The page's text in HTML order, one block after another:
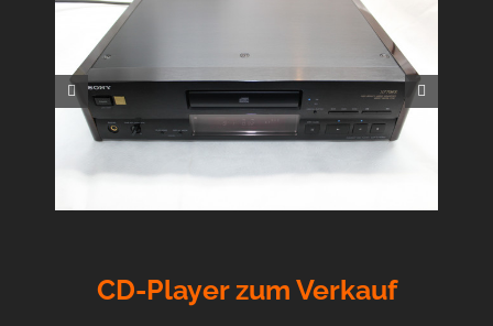
CD-Player zum Verkauf